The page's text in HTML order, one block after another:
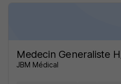
Medecin Generaliste
JBM Médical